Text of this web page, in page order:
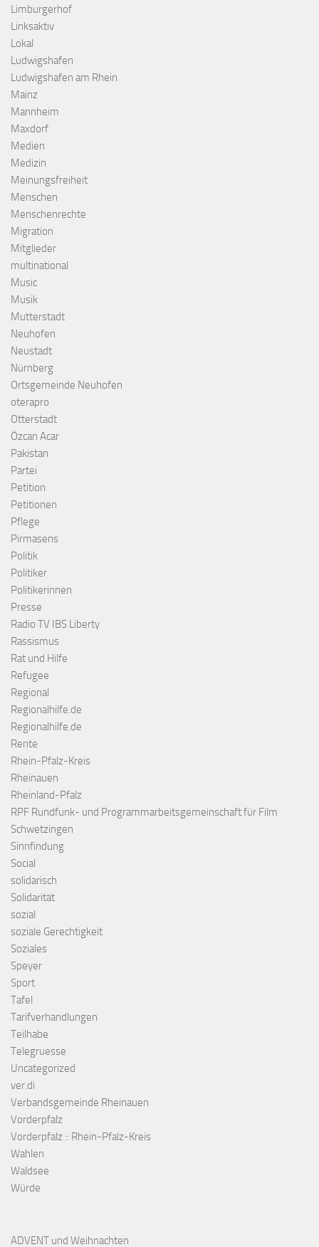
Limburgerhof
Linksaktiv
Lokal
Ludwigshafen
Ludwigshafen am Rhein
Mainz
Mannheim
Maxdorf
Medien
Medizin
Meinungsfreiheit
Menschen
Menschenrechte
Migration
Mitglieder
multinational
Music
Musik
Mutterstadt
Neuhofen
Neustadt
Nürnberg
Ortsgemeinde Neuhofen
oterapro
Otterstadt
Özcan Acar
Pakistan
Partei
Petition
Petitionen
Pflege
Pirmasens
Politik
Politiker
Politikerinnen
Presse
Radio TV IBS Liberty
Rassismus
Rat und Hilfe
Refugee
Regional
Regionalhilfe.de
Regionalhilfe.de
Rente
Rhein-Pfalz-Kreis
Rheinauen
Rheinland-Pfalz
RPF Rundfunk- und Programmarbeitsgemeinschaft für Film
Schwetzingen
Sinnfindung
Social
solidarisch
Solidarität
sozial
soziale Gerechtigkeit
Soziales
Speyer
Sport
Tafel
Tarifverhandlungen
Teilhabe
Telegruesse
Uncategorized
ver.di
Verbandsgemeinde Rheinauen
Vorderpfalz
Vorderpfalz :: Rhein-Pfalz-Kreis
Wahlen
Waldsee
Würde
ADVENT und Weihnachten